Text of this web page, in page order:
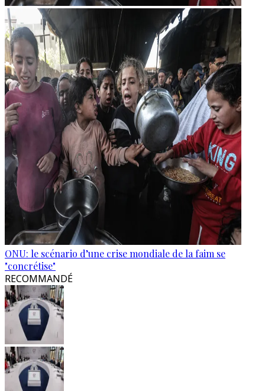
ONU: le scénario d’une crise mondiale de la faim se
"concrétise"
RECOMMANDÉ